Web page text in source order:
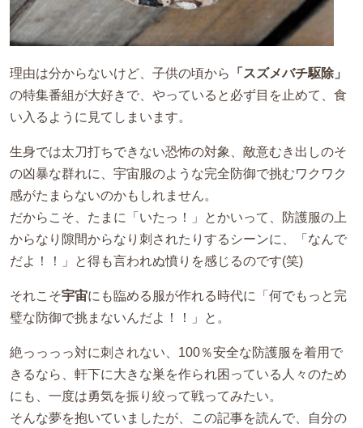
理由は分からないけど、子供の頃から
「スズメバチ駆除」
の特集番組が大好きで、やっていると必ず目を止めて、食
い入るように見てしまいます。
生身では太刀打ちできない恐怖の対象、敵意むき出しのそ
の凶暴な群れに、宇宙服のような完全防御で挑むワクワク
感がたまらないのかもしれません。
だからこそ、たまに「いたっ！」とかいって、防護服の上
からなり隙間からなり刺されたりするシーンに、「なんで
だよ！！」と得も言われぬ憤りを感じるのです(笑)
それこそ宇宙にも臨める服が作れる時代に「何でもっと完
璧な防御で挑まないんだよ！！」と。
絶っっっっ対に刺されない、100％安全な防護服を着用で
きるなら、軒下に大きな巣を作られ困っている人々のため
にも、一度は勇気を振り絞って戦ってみたい。
そんな夢を抱いていましたが、この記事を読んで、自分の